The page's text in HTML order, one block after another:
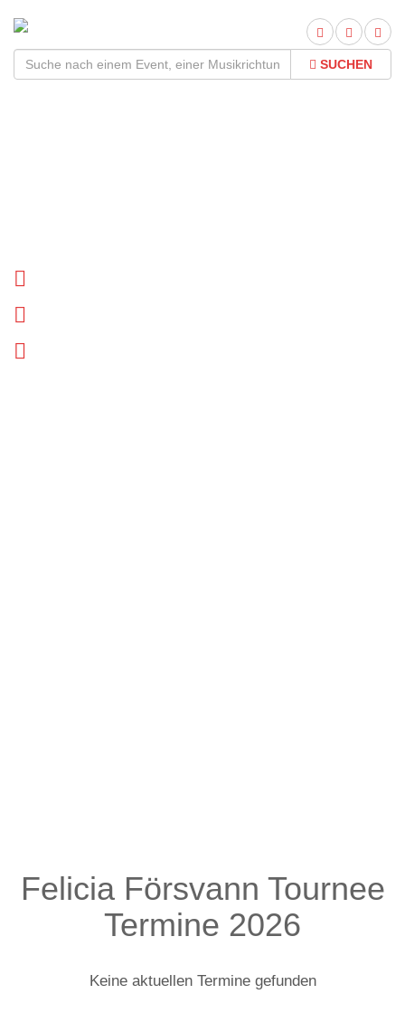
SUCHEN
Felicia Försvann Tournee
Termine 2026
Keine aktuellen Termine gefunden